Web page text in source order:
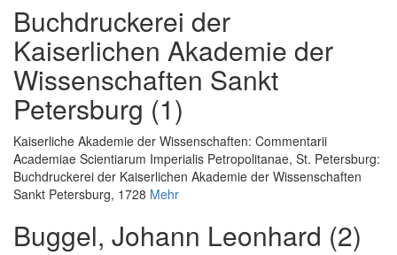
Buchdruckerei der
Kaiserlichen Akademie der
Wissenschaften Sankt
Petersburg (1)
Kaiserliche Akademie der Wissenschaften: Commentarii
Academiae Scientiarum Imperialis Petropolitanae, St. Petersburg:
Buchdruckerei der Kaiserlichen Akademie der Wissenschaften
Sankt Petersburg, 1728 Mehr
Buggel, Johann Leonhard (2)